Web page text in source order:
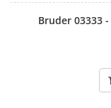
Bruder 03333